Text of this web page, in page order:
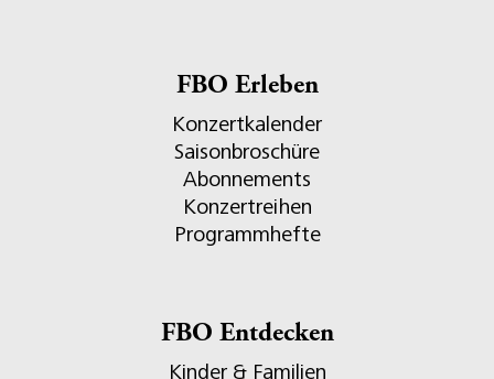
FBO Erleben
Konzertkalender
Saisonbroschüre
Abonnements
Konzertreihen
Programmhefte
FBO Entdecken
Kinder & Familien